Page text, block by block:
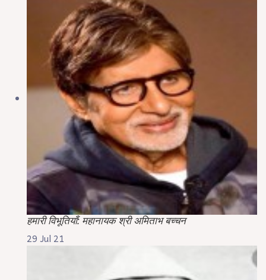
हमारी विभूतियाँ: महानायक श्री अमिताभ बच्चन
29 Jul 21